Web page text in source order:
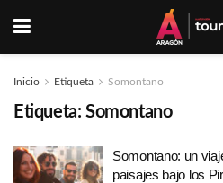
Inicio Etiqueta Somontano
Etiqueta: Somontano
Somontano: un
paisajes bajo los